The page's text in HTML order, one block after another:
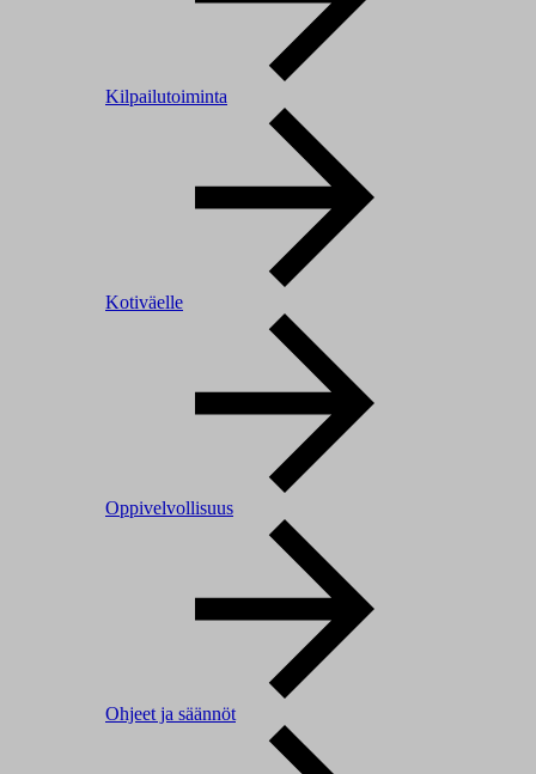
Kilpailutoiminta
Kotiväelle
Oppivelvollisuus
Ohjeet ja säännöt